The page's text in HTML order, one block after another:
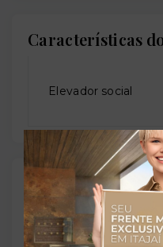
Características
Elevador social
Outras
Referência: